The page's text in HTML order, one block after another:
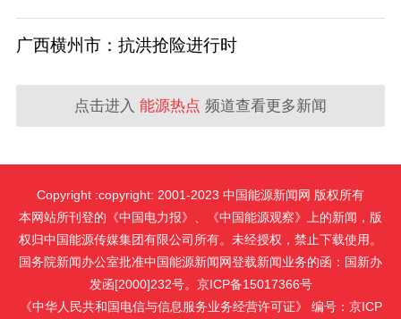
广西横州市：抗洪抢险进行时
点击进入 能源热点 频道查看更多新闻
Copyright :copyright: 2001-2023 中国能源新闻网 版权所有
本网站所刊登的《中国电力报》、《中国能源观察》上的新闻，版
权归中国能源传媒集团有限公司所有。未经授权，禁止下载使用。
国务院新闻办公室批准中国能源新闻网登载新闻业务的函：国新办
发函[2000]232号。京ICP备15017366号
《中华人民共和国电信与信息服务业务经营许可证》 编号：京ICP